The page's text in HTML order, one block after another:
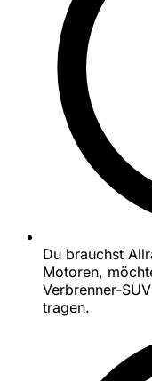
Du brauchst
Motoren,
Verbrenner-
tragen.